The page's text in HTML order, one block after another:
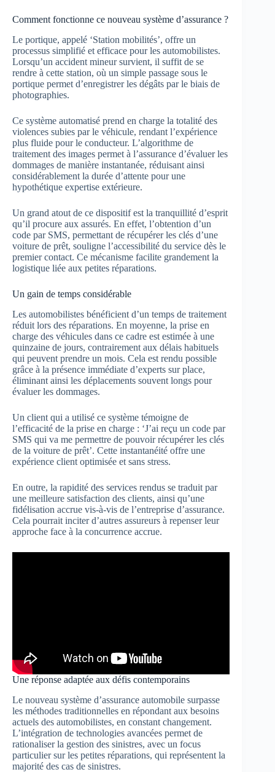
Comment fonctionne ce nouveau système d’assurance ?
Le portique, appelé ‘Station mobilités’, offre un
processus simplifié et efficace pour les automobilistes.
Lorsqu’un accident mineur survient, il suffit de se
rendre à cette station, où un simple passage sous le
portique permet d’enregistrer les dégâts par le biais de
photographies.
Ce système automatisé prend en charge la totalité des
violences subies par le véhicule, rendant l’expérience
plus fluide pour le conducteur. L’algorithme de
traitement des images permet à l’assurance d’évaluer les
dommages de manière instantanée, réduisant ainsi
considérablement la durée d’attente pour une
hypothétique expertise extérieure.
Un grand atout de ce dispositif est la tranquillité d’esprit
qu’il procure aux assurés. En effet, l’obtention d’un
code par SMS, permettant de récupérer les clés d’une
voiture de prêt, souligne l’accessibilité du service dès le
premier contact. Ce mécanisme facilite grandement la
logistique liée aux petites réparations.
Un gain de temps considérable
Les automobilistes bénéficient d’un temps de traitement
réduit lors des réparations. En moyenne, la prise en
charge des véhicules dans ce cadre est estimée à une
quinzaine de jours, contrairement aux délais habituels
qui peuvent prendre un mois. Cela est rendu possible
grâce à la présence immédiate d’experts sur place,
éliminant ainsi les déplacements souvent longs pour
évaluer les dommages.
Un client qui a utilisé ce système témoigne de
l’efficacité de la prise en charge : ‘J’ai reçu un code par
SMS qui va me permettre de pouvoir récupérer les clés
de la voiture de prêt’. Cette instantanéité offre une
expérience client optimisée et sans stress.
En outre, la rapidité des services rendus se traduit par
une meilleure satisfaction des clients, ainsi qu’une
fidélisation accrue vis-à-vis de l’entreprise d’assurance.
Cela pourrait inciter d’autres assureurs à repenser leur
approche face à la concurrence accrue.
Une réponse adaptée aux défis contemporains
Le nouveau système d’assurance automobile surpasse
les méthodes traditionnelles en répondant aux besoins
actuels des automobilistes, en constant changement.
L’intégration de technologies avancées permet de
rationaliser la gestion des sinistres, avec un focus
particulier sur les petites réparations, qui représentent la
majorité des cas de sinistres.